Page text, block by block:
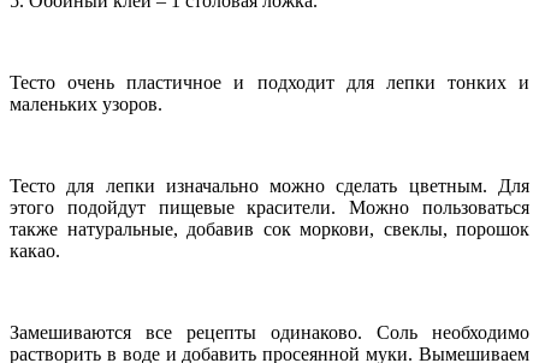
Тесто очень пластичное и подходит для лепки тонких и
маленьких узоров.
Тесто для лепки изначально можно сделать цветным. Для
этого подойдут пищевые красители. Можно пользоваться
также натуральные, добавив сок моркови, свеклы, порошок
какао.
Замешиваются все рецепты одинаково. Соль необходимо
растворить в воде и добавить просеянной муки. Вымешиваем